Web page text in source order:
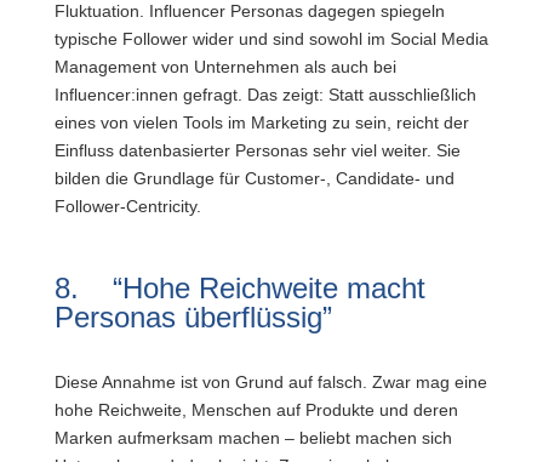
Fluktuation. Influencer Personas dagegen spiegeln
typische Follower wider und sind sowohl im Social Media
Management von Unternehmen als auch bei
Influencer:innen gefragt. Das zeigt: Statt ausschließlich
eines von vielen Tools im Marketing zu sein, reicht der
Einfluss datenbasierter Personas sehr viel weiter. Sie
bilden die Grundlage für Customer-, Candidate- und
Follower-Centricity.
8. “Hohe Reichweite macht
Personas überflüssig”
Diese Annahme ist von Grund auf falsch. Zwar mag eine
hohe Reichweite, Menschen auf Produkte und deren
Marken aufmerksam machen – beliebt machen sich